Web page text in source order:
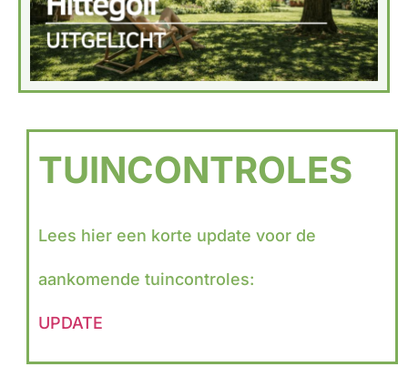
TUINCONTROLES
Lees hier een korte update voor de
aankomende tuincontroles:
UPDATE